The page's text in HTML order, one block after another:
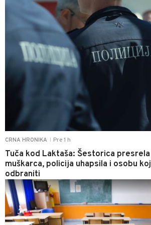
CRNA HRONIKA Pre 1 h
Tuča kod Laktaša: Šestorica
muškarca, policija uhapsila i osobu
odbraniti